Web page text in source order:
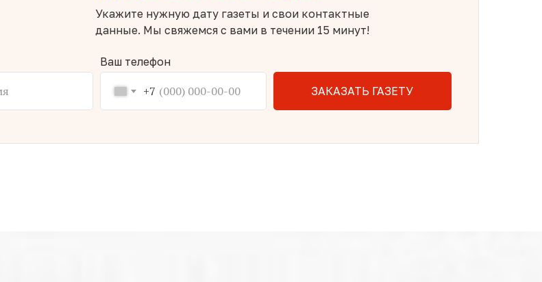
Укажите нужную дату газеты и свои контактные
данные. Мы свяжемся с вами в течении 15 минут!
Ваш телефон
+7 ЗАКАЗАТЬ ГАЗЕТУ